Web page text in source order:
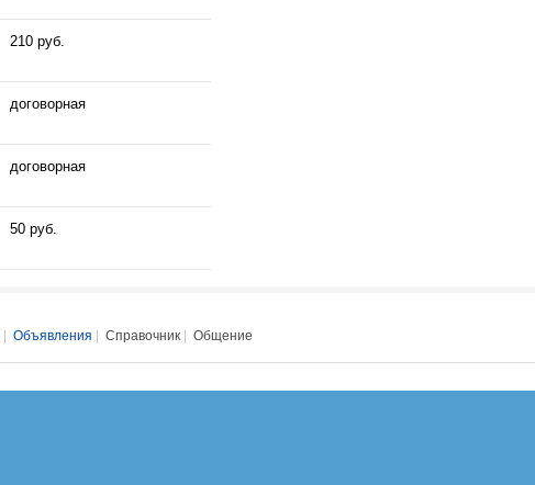
210 руб.
договорная
договорная
50 руб.
Объявления Справочник Общение